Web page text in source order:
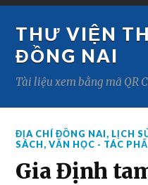
THƯ VIỆN
ĐỒNG NAI
Tài liệu xem bằng mã QR
ĐỊA CHÍ ĐỒNG NAI, LỊCH
SÁCH,VĂN HỌC - TÁC
Gia Định